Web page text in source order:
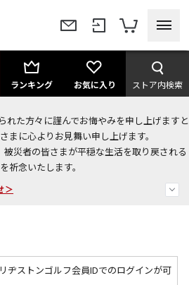
ランキング お気に入り ストア内検索
れた方々に謹んでお悔やみを申し上げますと
まに心よりお見舞い申し上げます。
災者の皆さまが平穏な生活を取り戻される
祈念いたします。
・お問い合わせ＞
OFFクーポンプレゼント！
＞
ヂストンゴルフ会員IDでのログインが可